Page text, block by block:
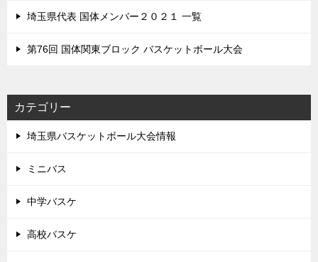
埼玉県代表 国体メンバー２０２１ 一覧
第76回 国体関東ブロック バスケットボール大会
カテゴリー
埼玉県バスケットボール大会情報
ミニバス
中学バスケ
高校バスケ